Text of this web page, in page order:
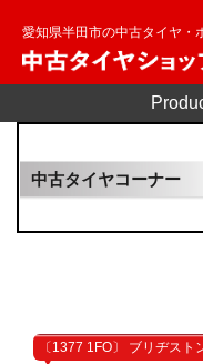
愛知県半田市の中古タイヤ・
中古タイヤコーナー
〔1377 1FO〕 ブリヂス